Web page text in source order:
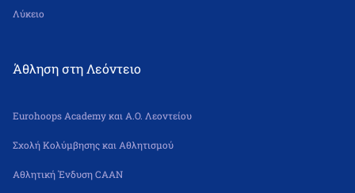
Λύκειο
Άθληση στη Λεόντειο
Eurohoops Academy και Α.Ο. Λεοντείου
Σχολή Κολύμβησης και Αθλητισμού
Αθλητική Ένδυση CAAN